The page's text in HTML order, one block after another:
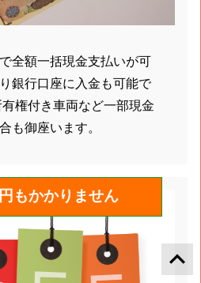
全額一括現金支払いが可
銀行口座に入金も可能で
権付き車両など一部現金
も御座います。
もかかりません
keyboard_arrow_up